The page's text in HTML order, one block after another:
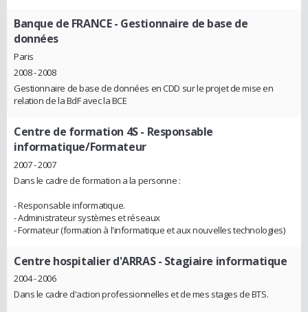
Banque de FRANCE- Gestionnaire de base de
données
Paris
2008 - 2008
Gestionnaire de base de données en CDD sur le projet de mise en
relation de la BdF avec la BCE
Centre de formation 4S- Responsable
informatique/Formateur
2007 - 2007
Dans le cadre de formation a la personne :
- Responsable informatique.
- Administrateur systèmes et réseaux
- Formateur (formation à l'informatique et aux nouvelles technologies)
Centre hospitalier d'ARRAS- Stagiaire informatique
2004 - 2006
Dans le cadre d'action professionnelles et de mes stages de BTS.